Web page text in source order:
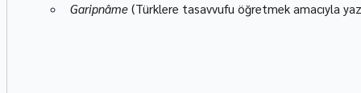
Garipnâme (Türklere tasavvufu öğretmek amacıyla